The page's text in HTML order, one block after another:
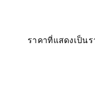
ราคาที่แสดงเป็น